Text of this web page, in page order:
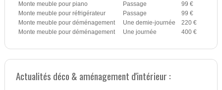
Monte meuble pour piano
Passage
99 €
Monte meuble pour réfrigérateur
Passage
99 €
Monte meuble pour déménagement
Une demie-journée
220 €
Monte meuble pour déménagement
Une journée 400 €
Actualités déco & aménagement d'intérieur :